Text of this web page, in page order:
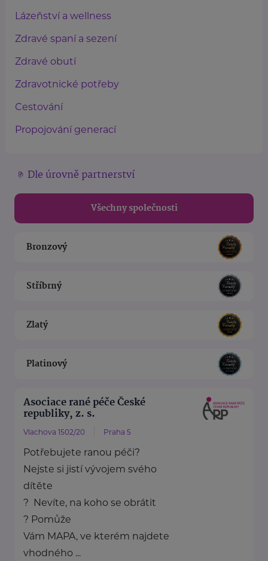
Lázeňství a wellness
Zdravé spaní a sezení
Zdravé obutí
Zdravotnické potřeby
Cestování
Propojování generací
Dle úrovně partnerství
Všechny společnosti
Bronzový
Stříbrný
Zlatý
Platinový
Asociace rané péče České
republiky, z. s.
Vlachova 1502/20 Praha 5
Potřebujete ranou péči?
Nejste si jistí vývojem svého
dítěte
? Nevíte, na koho se obrátit
? Pomůže
Vám MAPA, ve kterém najdete
vhodného ...